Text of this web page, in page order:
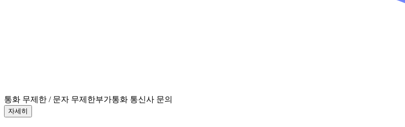
통화 무제한 / 문자 무제한부가통화 통신사 문의
자세히